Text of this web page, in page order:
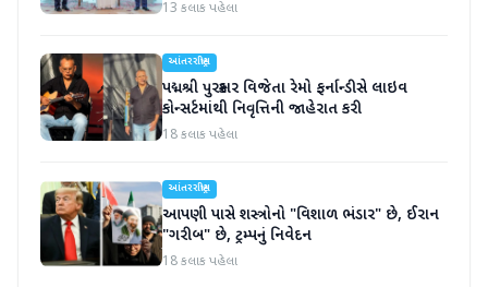
13 કલાક પહેલા
આંતરરાષ્ટ્રીય
પદ્મશ્રી પુરસ્કાર વિજેતા રેમો ફર્નાન્ડીસે લાઇવ
કોન્સર્ટમાંથી નિવૃત્તિની જાહેરાત કરી
18 કલાક પહેલા
આંતરરાષ્ટ્રીય
આપણી પાસે શસ્ત્રોનો "વિશાળ ભંડાર" છે, ઈરાન
"ગરીબ" છે, ટ્રમ્પનું નિવેદન
18 કલાક પહેલા